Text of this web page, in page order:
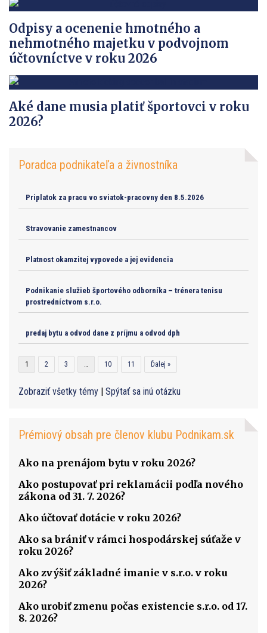
Odpisy a ocenenie hmotného a
nehmotného majetku v podvojnom
účtovníctve v roku 2026
Aké dane musia platiť športovci v roku
2026?
Poradca podnikateľa a živnostníka
Priplatok za pracu vo sviatok-pracovny den 8.5.2026
Stravovanie zamestnancov
Platnost okamzitej vypovede a jej evidencia
Podnikanie služieb športového odborníka – trénera tenisu
prostredníctvom s.r.o.
predaj bytu a odvod dane z príjmu a odvod dph
1 2 3 … 10 11 Ďalej »
Zobraziť všetky témy Spýtať sa inú otázku
Prémiový obsah pre členov klubu Podnikam.sk
Ako na prenájom bytu v roku 2026?
Ako postupovať pri reklamácii podľa nového
zákona od 31. 7. 2026?
Ako účtovať dotácie v roku 2026?
Ako sa brániť v rámci hospodárskej súťaže v
roku 2026?
Ako zvýšiť základné imanie v s.r.o. v roku
2026?
Ako urobiť zmenu počas existencie s.r.o. od 17.
8. 2026?